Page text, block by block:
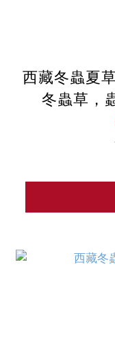
西藏冬蟲夏
冬蟲草，